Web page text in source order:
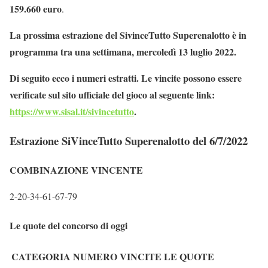
159.660 euro.
La prossima estrazione del SivinceTutto Superenalotto è in
programma tra una settimana, mercoledì 13 luglio 2022.
Di seguito ecco i numeri estratti. Le vincite possono essere
verificate sul sito ufficiale del gioco al seguente link:
https://www.sisal.it/sivincetutto.
Estrazione SiVinceTutto Superenalotto del 6/7/2022
COMBINAZIONE VINCENTE
2-20-34-61-67-79
Le quote del concorso di oggi
CATEGORIA NUMERO VINCITE LE QUOTE